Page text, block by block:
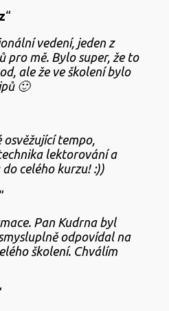
“
vedení, jeden z
pro mě. Bylo super, že to
ale že ve školení bylo
🙂
osvěžující tempo,
lektorování a
celého kurzu! :))
“
Pan Kudrna byl
odpovídal na
školení. Chválím